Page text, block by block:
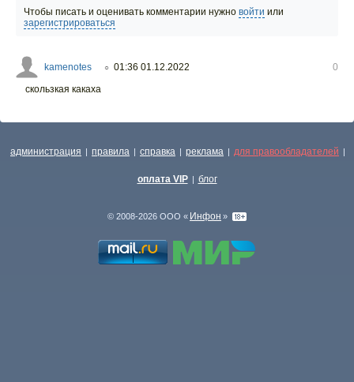
Чтобы писать и оценивать комментарии нужно войти или
зарегистрироваться
kamenotes ○ 01:36 01.12.2022
0
скользкая какаха
администрация | правила | справка | реклама | для правообладателей |
оплата VIP | блог
© 2008-2026 ООО « Инфон »